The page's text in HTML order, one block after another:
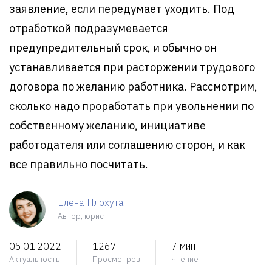
заявление, если передумает уходить. Под
отработкой подразумевается
предупредительный срок, и обычно он
устанавливается при расторжении трудового
договора по желанию работника. Рассмотрим,
сколько надо проработать при увольнении по
собственному желанию, инициативе
работодателя или соглашению сторон, и как
все правильно посчитать.
Елена Плохута
Автор, юрист
05.01.2022
Актуальность
1267
Просмотров
7 мин
Чтение